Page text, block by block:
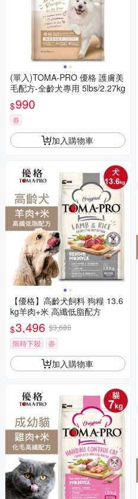
(單入)TOMA-PRO 優格 護膚美
毛配方-全齡犬專用 5lbs/2.27kg
$990
券
加入購物車
【優格】高齡犬飼料 狗糧 13.6
kg羊肉+米 高纖低脂配方
$3,496 $3,680
限時下殺
券
加入購物車